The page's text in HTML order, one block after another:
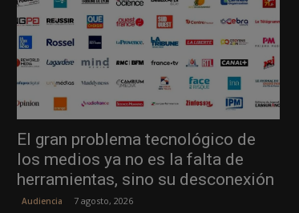
El gran problema tecnológico de
los medios ya no es la falta de
herramientas, sino su desconexión
Audiencia 7 agosto, 2026